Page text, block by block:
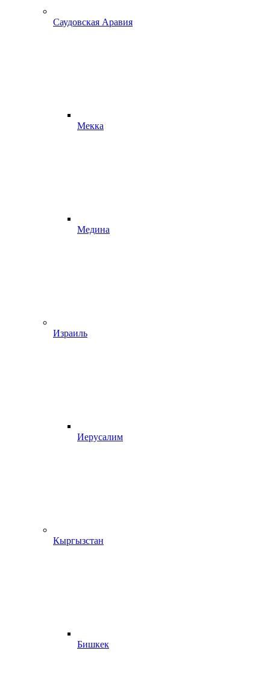
Саудовская Аравия
Мекка
Медина
Израиль
Иерусалим
Кыргызстан
Бишкек